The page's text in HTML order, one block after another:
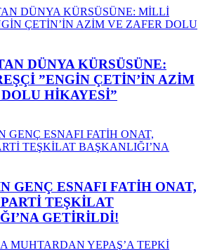
DÜNYA KÜRSÜSÜNE:
”ENGİN ÇETİN’İN AZİM
HİKAYESİ”
GENÇ ESNAFI FATİH ONAT,
TEŞKİLAT
GETİRİLDİ!